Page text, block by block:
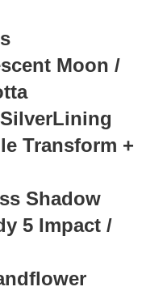
Moon /
Transform +
Shadow
5 Impact /